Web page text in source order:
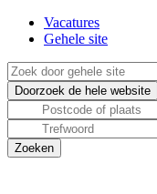
Vacatures
Gehele site